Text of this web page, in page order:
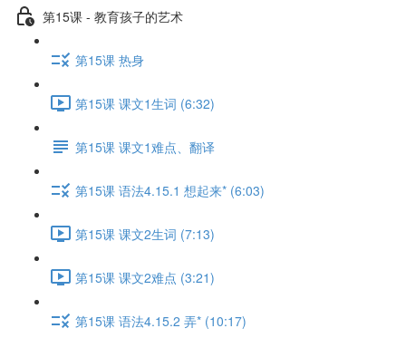
第15课 - 教育孩子的艺术
第15课 热身
第15课 课文1生词 (6:32)
第15课 课文1难点、翻译
第15课 语法4.15.1 想起来* (6:03)
第15课 课文2生词 (7:13)
第15课 课文2难点 (3:21)
第15课 语法4.15.2 弄* (10:17)